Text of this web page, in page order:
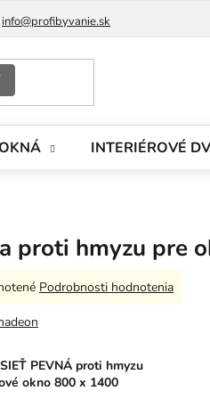
info@profibyvanie.sk
INTERIÉROVÉ
proti hmyzu pre
PEVNÁ proti hmyzu
okno 800 x 1400
Podrobnosti hodnotenia